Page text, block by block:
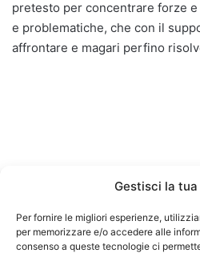
Gestisci la
Per fornire le migliori esperienze,
per memorizzare e/o accedere alle
consenso a queste tecnologie ci
pretesto per concentrare forze
e problematiche, che con il
affrontare e magari perfino